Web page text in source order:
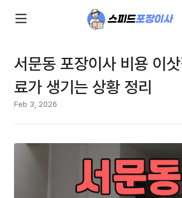
서문동 포장이사 비용 이
료가 생기는 상황 정리
Feb 3, 2026